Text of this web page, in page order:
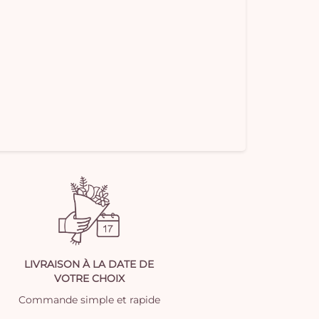
LIVRAISON À LA DATE DE
VOTRE CHOIX
Commande simple et rapide